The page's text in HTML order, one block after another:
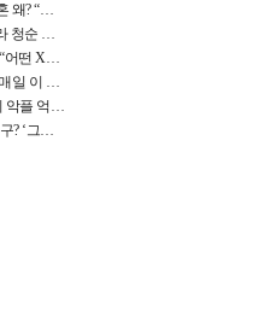
유혜리, 배우 이근희과 1년 반만 이혼 왜? “식칼 꽂고 의자 던져” 충격 폭로(특종)[어제TV]
임지연, 그림 같은 발리 배경? 뼈말라 청순 비키니 핏에 상대 안 되네
김성수, ♥박소윤 집 이불 폐기 처분 “어떤 X이랑 썼을지 몰라” 질투(신랑수업2)[어제TV]
44kg 송가인 “비가 오나 눈이 오나” 매일 이 운동, 허벅지 근육량 상승+체지방 감소
“연예인 걱정 NO” 김승현, 가난팔이 악플 억울할만‥아내+딸과 日 여행
재혼 강성연 ♥2살 연하 의사남편 누구? ‘그알’ 자문의에 훈남 비주얼 초엘리트 스펙 [종합]